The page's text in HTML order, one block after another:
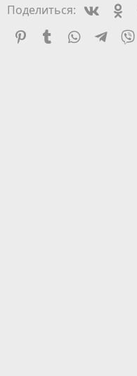
Поделиться:
Pinterest
Tumblr WhatsApp